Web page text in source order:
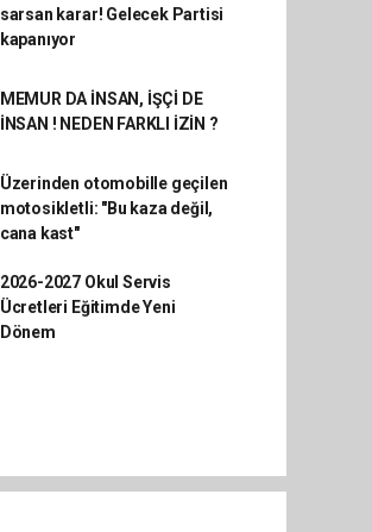
sarsan karar! Gelecek Partisi
kapanıyor
MEMUR DA İNSAN, İŞÇİ DE
İNSAN ! NEDEN FARKLI İZİN ?
Üzerinden otomobille geçilen
motosikletli: "Bu kaza değil,
cana kast"
2026-2027 Okul Servis
Ücretleri Eğitimde Yeni
Dönem